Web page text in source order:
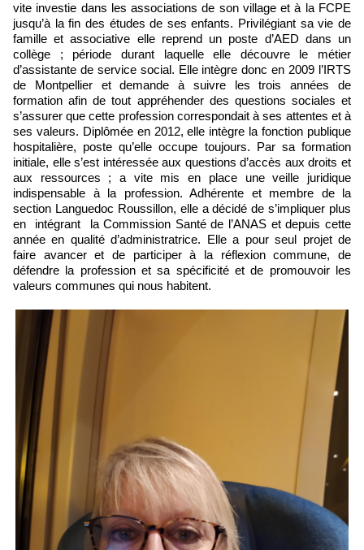
vite investie dans les associations de son village et à la FCPE
jusqu’à la fin des études de ses enfants. Privilégiant sa vie de
famille et associative elle reprend un poste d’AED dans un
collège ; période durant laquelle elle découvre le métier
d’assistante de service social. Elle intègre donc en 2009 l’IRTS
de Montpellier et demande à suivre les trois années de
formation afin de tout appréhender des questions sociales et
s’assurer que cette profession correspondait à ses attentes et à
ses valeurs. Diplômée en 2012, elle intègre la fonction publique
hospitalière, poste qu’elle occupe toujours. Par sa formation
initiale, elle s’est intéressée aux questions d’accès aux droits et
aux ressources ; a vite mis en place une veille juridique
indispensable à la profession. Adhérente et membre de la
section Languedoc Roussillon, elle a décidé de s’impliquer plus
en intégrant la Commission Santé de l’ANAS et depuis cette
année en qualité d’administratrice. Elle a pour seul projet de
faire avancer et de participer à la réflexion commune, de
défendre la profession et sa spécificité et de promouvoir les
valeurs communes qui nous habitent.